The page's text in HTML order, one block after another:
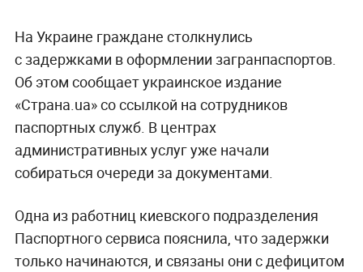
На Украине граждане столкнулись
с задержками в оформлении загранпаспортов.
Об этом сообщает украинское издание
«Страна.ua» со ссылкой на сотрудников
паспортных служб. В центрах
административных услуг уже начали
собираться очереди за документами.
Одна из работниц киевского подразделения
Паспортного сервиса пояснила, что задержки
только начинаются, и связаны они с дефицитом